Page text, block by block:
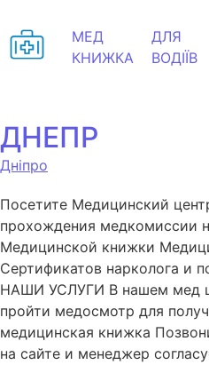
МЕД
КНИЖКА
ДЛЯ
ВОДІЇВ
ДНЕПР
Дніпро
Посетите Медицинский
прохождения медкомиссии
Медицинской книжки
Сертификатов нарколога и
НАШИ УСЛУГИ В нашем мед
пройти медосмотр для
медицинская книжка
на сайте и менеджер